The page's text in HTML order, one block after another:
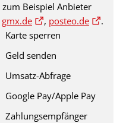
Beispiel Anbieter
gmx.de , posteo.de
.
Karte sperren
Geld senden
Umsatz-Abfrage
Google Pay/Apple Pay
Zahlungsempfänger